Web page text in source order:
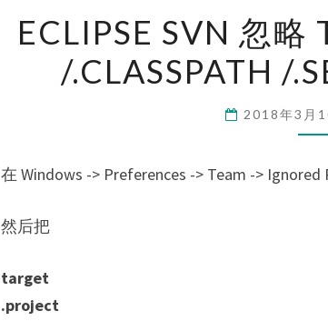
/
ECLIPSE SVN 忽略
/.CLASSPATH /
2018年3月
在 Windows -> Preferences -> Team -> Ignored
然后把
target
.project